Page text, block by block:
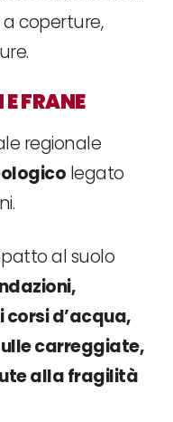
a coperture,
FRANE
regionale
legato
al suolo
d’acqua,
carreggiate,
alla fragilità